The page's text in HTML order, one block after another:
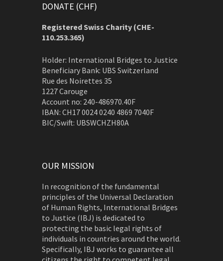
DONATE (CHF)
Registered Swiss Charity (CHE-
110.253.365)
Holder: International Bridges to Justice
Beneficiary Bank: UBS Switzerland
Rue des Noirettes 35
1227 Carouge
Account no: 240-486970.40F
IBAN: CH17 0024 0240 4869 7040F
BIC/Swift: UBSWCHZH80A
OUR MISSION
In recognition of the fundamental
principles of the Universal Declaration
of Human Rights, International Bridges
to Justice (IBJ) is dedicated to
protecting the basic legal rights of
individuals in countries around the world.
Specifically, IBJ works to guarantee all